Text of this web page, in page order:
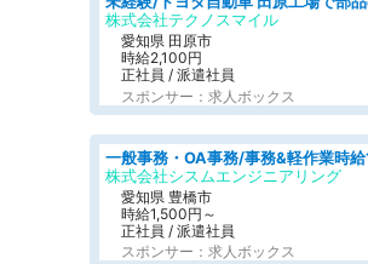
株式会社テクノスマイル
愛知県 田原市
時給2,100円
正社員 / 派遣社員
スポンサー：求人ボックス
株式会社シスムエンジニアリング
愛知県 豊橋市
時給1,500円～
正社員 / 派遣社員
スポンサー：求人ボックス